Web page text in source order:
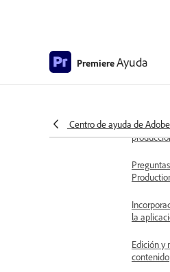
PremiereAyuda
Centro de ayuda de Adobe
en un
hayan
la
Edición y
contenido